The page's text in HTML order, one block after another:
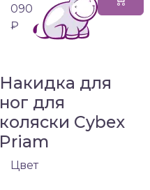
090
₽
Накидка для
ног для
коляски Cybex
Priam
Цвет